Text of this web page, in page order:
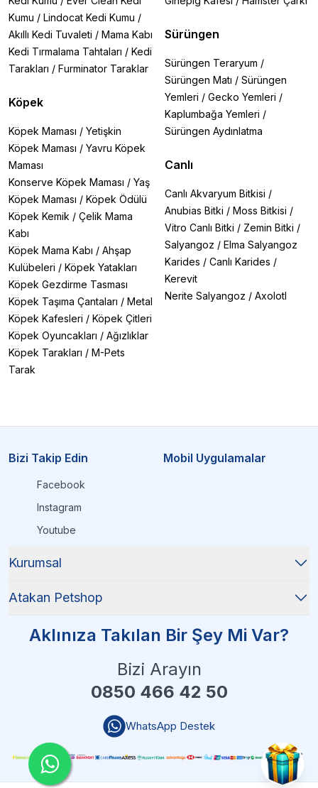
Kumu / Lindocat Kedi Kumu /
Akıllı Kedi Tuvaleti / Mama Kabı
Kedi Tırmalama Tahtaları / Kedi
Tarakları / Furminator Taraklar
Köpek
Köpek Maması / Yetişkin
Köpek Maması / Yavru Köpek
Maması
Konserve Köpek Maması / Yaş
Köpek Maması / Köpek Ödülü
Köpek Kemik / Çelik Mama
Kabı
Köpek Mama Kabı / Ahşap
Kulübeleri / Köpek Yatakları
Köpek Gezdirme Tasması
Köpek Taşıma Çantaları / Metal
Köpek Kafesleri / Köpek Çitleri
Köpek Oyuncakları / Ağızlıklar
Köpek Tarakları / M-Pets
Tarak
Sürüngen
Sürüngen Teraryum /
Sürüngen Matı / Sürüngen
Yemleri / Gecko Yemleri /
Kaplumbağa Yemleri /
Sürüngen Aydınlatma
Canlı
Canlı Akvaryum Bitkisi /
Anubias Bitki / Moss Bitkisi /
Vitro Canlı Bitki / Zemin Bitki /
Salyangoz / Elma Salyangoz
Karides / Canlı Karides /
Kerevit
Nerite Salyangoz / Axolotl
Bizi Takip Edin
Facebook
Instagram
Youtube
Mobil Uygulamalar
Kurumsal
Atakan Petshop
Aklınıza Takılan Bir Şey Mi Var?
Bizi Arayın
0850 466 42 50
WhatsApp Destek